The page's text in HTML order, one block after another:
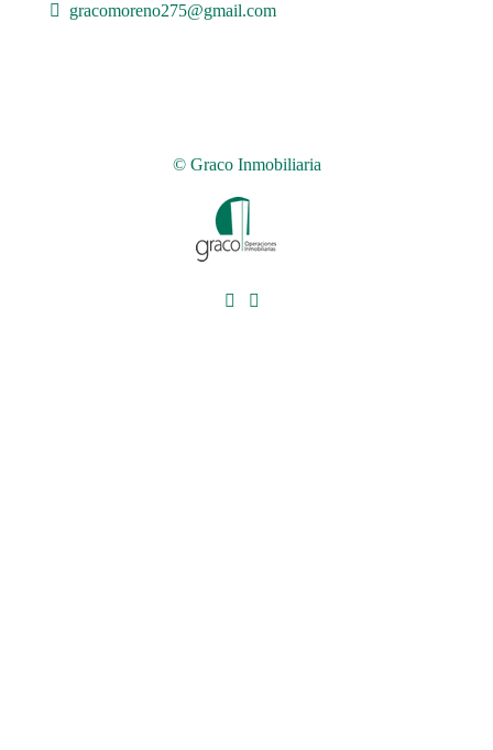
gracomoreno275@gmail.com
© Graco Inmobiliaria